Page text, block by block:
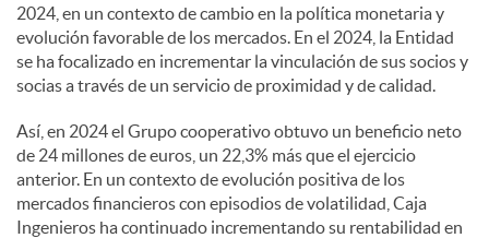
2024, en un contexto de cambio en la política monetaria y
evolución favorable de los mercados. En el 2024, la Entidad
se ha focalizado en incrementar la vinculación de sus socios y
socias a través de un servicio de proximidad y de calidad.
Así, en 2024 el Grupo cooperativo obtuvo un beneficio neto
de 24 millones de euros, un 22,3% más que el ejercicio
anterior. En un contexto de evolución positiva de los
mercados financieros con episodios de volatilidad, Caja
Ingenieros ha continuado incrementando su rentabilidad en